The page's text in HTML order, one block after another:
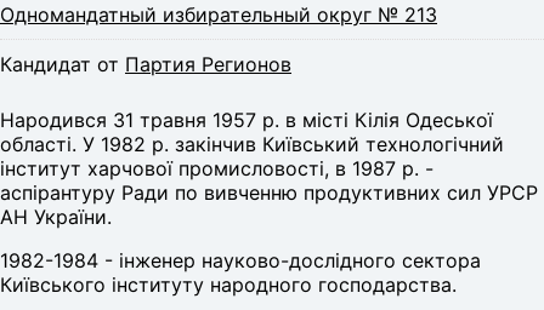
Одномандатный избирательный округ № 213
Кандидат от Партия Регионов
Народився 31 травня 1957 р. в місті Кілія Одеської
області. У 1982 р. закінчив Київський технологічний
інститут харчової промисловості, в 1987 р. -
аспірантуру Ради по вивченню продуктивних сил УРСР
АН України.
1982-1984 - інженер науково-дослідного сектора
Київського інституту народного господарства.